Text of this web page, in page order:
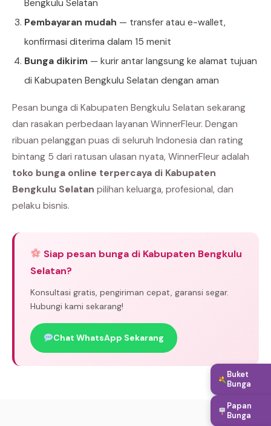
Bengkulu Selatan
Pembayaran mudah — transfer atau e-wallet,
konfirmasi diterima dalam 15 menit
Bunga dikirim — kurir antar langsung ke alamat tujuan
di Kabupaten Bengkulu Selatan dengan aman
Pesan bunga di Kabupaten Bengkulu Selatan sekarang
dan rasakan perbedaan layanan WinnerFleur. Dengan
ribuan pelanggan puas di seluruh Indonesia dan rating
bintang 5 dari ratusan ulasan nyata, WinnerFleur adalah
toko bunga online terpercaya di Kabupaten
Bengkulu Selatan pilihan keluarga, profesional, dan
pelaku bisnis.
Siap pesan bunga di Kabupaten Bengkulu
Selatan?
Konsultasi gratis, pengiriman cepat, garansi segar.
Hubungi kami sekarang!
Chat WhatsApp Sekarang
Buket
Bunga
Papan
Bunga